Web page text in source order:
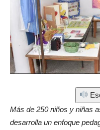
Más de 250 niños y niñas
desarrolla un enfoque